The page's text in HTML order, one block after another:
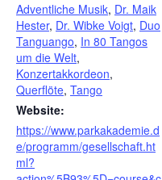
Adventliche Musik, Dr. Maik
Hester, Dr. Wibke Voigt, Duo
Tanguango, In 80 Tangos
um die Welt,
Konzertakkordeon,
Querflöte, Tango
Website:
https://www.parkakademie.d
e/programm/gesellschaft.ht
ml?